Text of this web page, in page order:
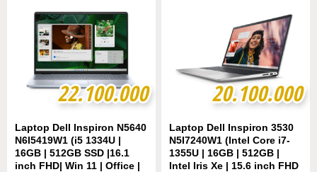
22.100.000
22.100.000
Laptop Dell Inspiron N5640
N6I5419W1 (i5 1334U |
16GB | 512GB SSD |16.1
inch FHD| Win 11 | Office |
20.100.000
20.100.000
Laptop Dell Inspiron 3530
N5I7240W1 (Intel Core i7-
1355U | 16GB | 512GB |
Intel Iris Xe | 15.6 inch FHD